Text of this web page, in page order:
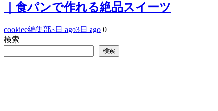
｜食パンで作れる絶品スイーツ
cookiee編集部3日 ago3日 ago 0
検索
検索